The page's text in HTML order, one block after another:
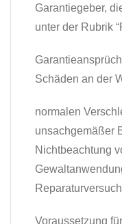
Garantiegeber,
unter der Rubrik
Schäden an der
normalen
unsachgemäßer
Nichtbeachtung
Voraussetzung